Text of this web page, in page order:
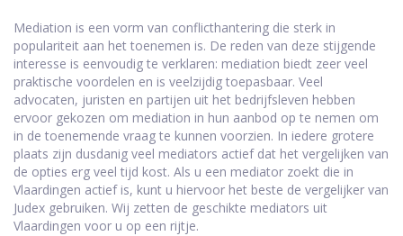
Mediation is een vorm van conflicthantering die sterk in
populariteit aan het toenemen is. De reden van deze stijgende
interesse is eenvoudig te verklaren: mediation biedt zeer veel
praktische voordelen en is veelzijdig toepasbaar. Veel
advocaten, juristen en partijen uit het bedrijfsleven hebben
ervoor gekozen om mediation in hun aanbod op te nemen om
in de toenemende vraag te kunnen voorzien. In iedere grotere
plaats zijn dusdanig veel mediators actief dat het vergelijken van
de opties erg veel tijd kost. Als u een mediator zoekt die in
Vlaardingen actief is, kunt u hiervoor het beste de vergelijker van
Judex gebruiken. Wij zetten de geschikte mediators uit
Vlaardingen voor u op een rijtje.